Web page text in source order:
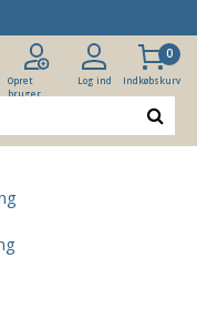
Opret
bruger
Log ind
0
Indkøbskurv